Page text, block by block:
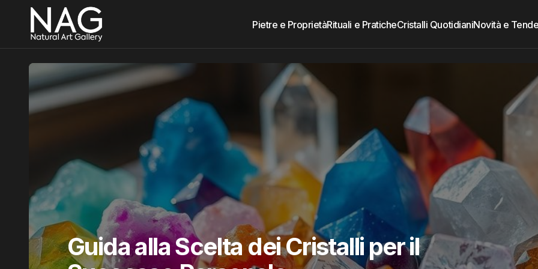
Pietre e ProprietàRituali e PraticheCristalli QuotidianiNovità e
Guida alla Scelta dei Cristalli per il